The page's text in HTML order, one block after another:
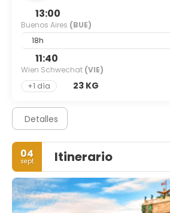
13:00
Buenos Aires (BUE)
18h
11:40
Wien Schwechat (VIE)
+1 día
23 KG
Detalles
04
sept Itinerario